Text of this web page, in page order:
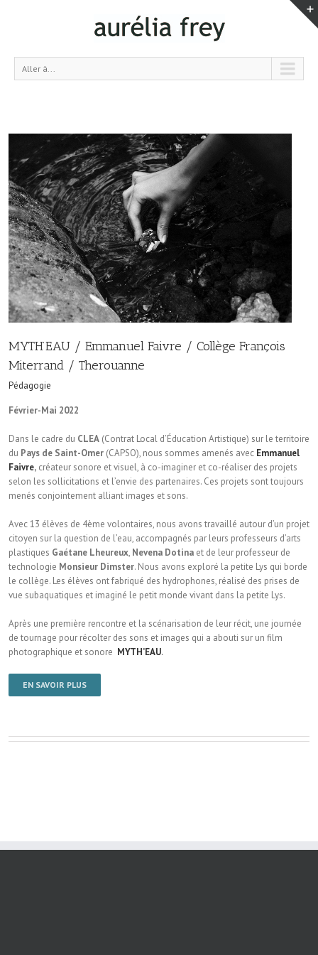
Aller à...
MYTH’EAU / Emmanuel Faivre / Collège François
Miterrand / Therouanne
Pédagogie
Février-Mai 2022
Dans le cadre du CLEA (Contrat Local d’Éducation Artistique) sur le territoire
du Pays de Saint-Omer (CAPSO), nous sommes amenés avec Emmanuel
Faivre, créateur sonore et visuel, à co-imaginer et co-réaliser des projets
selon les sollicitations et l’envie des partenaires. Ces projets sont toujours
menés conjointement alliant images et sons.
Avec 13 élèves de 4ème volontaires, nous avons travaillé autour d’un projet
citoyen sur la question de l’eau, accompagnés par leurs professeurs d’arts
plastiques Gaétane Lheureux, Nevena Dotina et de leur professeur de
technologie Monsieur Dimster. Nous avons exploré la petite Lys qui borde
le collège. Les élèves ont fabriqué des hydrophones, réalisé des prises de
vue subaquatiques et imaginé le petit monde vivant dans la petite Lys.
Après une première rencontre et la scénarisation de leur récit, une journée
de tournage pour récolter des sons et images qui a abouti sur un film
photographique et sonore MYTH’EAU.
EN SAVOIR PLUS